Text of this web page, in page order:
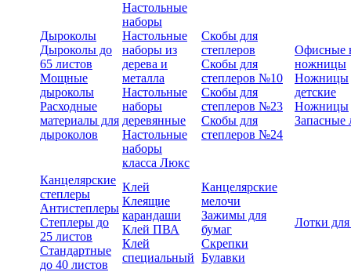
Дыроколы
Дыроколы до
65 листов
Мощные
дыроколы
Расходные
материалы для
дыроколов
Настольные
наборы
Настольные
наборы из
дерева и
металла
Настольные
наборы
деревянные
Настольные
наборы
класса Люкс
Скобы для
степлеров
Скобы для
степлеров №10
Скобы для
степлеров №23
Скобы для
степлеров №24
Офисные
ножницы
Ножницы
детские
Ножницы
Запасные
Канцелярские
степлеры
Антистеплеры
Степлеры до
25 листов
Стандартные
до 40 листов
Клей
Клеящие
карандаши
Клей ПВА
Клей
специальный
Канцелярские
мелочи
Зажимы для
бумаг
Скрепки
Булавки
Лотки